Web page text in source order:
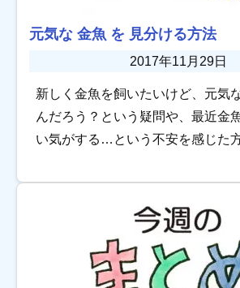
元気な 金魚 を 見分ける方法
2017年11月29日
新しく金魚を飼いたいけど、元気
んだろう？という疑問や、最近金
い気がする…という不安を感じた
すべきポイントをご紹介します！